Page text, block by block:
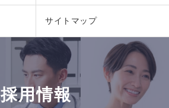
サイトマップ
採用情報